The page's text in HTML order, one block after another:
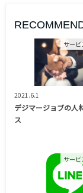
サー
2021.6.1
デジマージョブの人
ス
サー